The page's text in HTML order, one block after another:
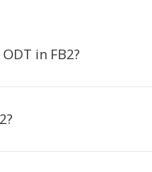
in FB2?